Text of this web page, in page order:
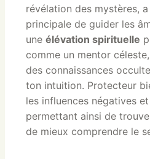
révélation des mystères,
principale de guider les
une élévation spirituelle
comme un mentor
des connaissances
ton intuition. Protecteur
les influences négatives
permettant ainsi de
de mieux comprendre le